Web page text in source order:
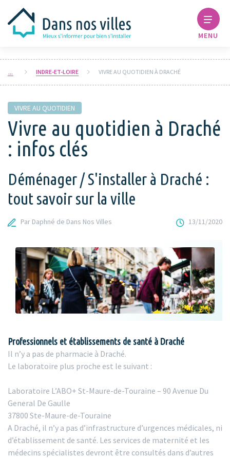
MENU
INDRE-ET-LOIRE VIVRE AU QUOTIDIEN À DRACHÉ
VIVRE AU QUOTIDIEN
Vivre au quotidien à Draché
: infos clés
Déménager / S'installer à Draché :
tout savoir sur la ville
Par Daphné de Dans Nos Villes 13/11/2020
Professionnels et établissements de santé à Draché
Il n’y a pas de pharmacie à Draché.
Le laboratoire plus proche est le suivant :
Laboratoire L’ABO+ St-Maure-de-Touraine – 90 Avenue Du
General De Gaulle
37800 Ste-Maure-de-Touraine
A Draché, il n’y a pas d’infrastructure d’urgences médicales, ni
d’établissement de santé. Les services de maternité et les
médecins spécialistes devront être consultés dans d’autres